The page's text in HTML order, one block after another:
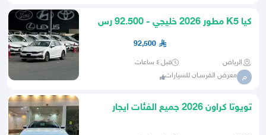
كيا K5 مطور 2026 خليجي - 92.500 رس
92,500
الرياض قبل ٤ ساعات
م معرض الفرسـان للسيارات
تويوتا كراون 2026 جميع الفئات ايجار